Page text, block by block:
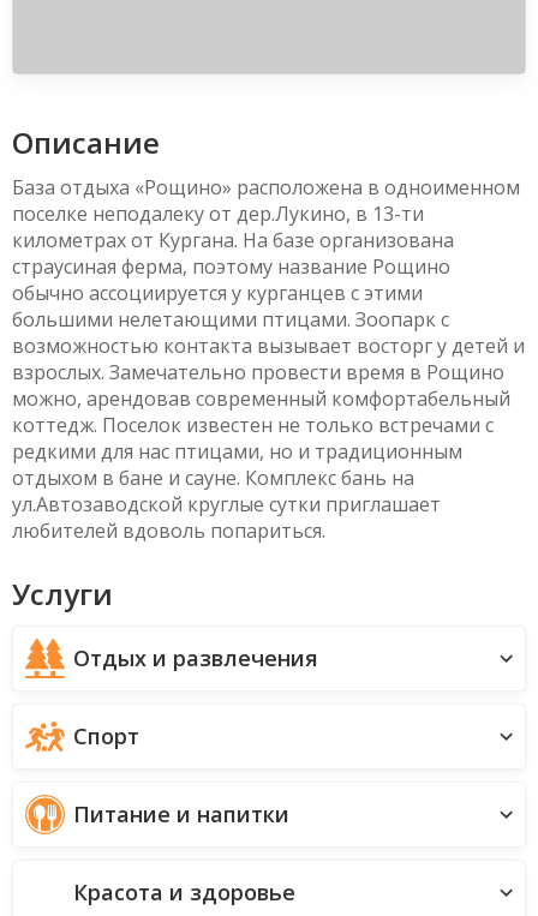
Описание
База отдыха «Рощино» расположена в одноименном
поселке неподалеку от дер.Лукино, в 13-ти
километрах от Кургана. На базе организована
страусиная ферма, поэтому название Рощино
обычно ассоциируется у курганцев с этими
большими нелетающими птицами. Зоопарк с
возможностью контакта вызывает восторг у детей и
взрослых. Замечательно провести время в Рощино
можно, арендовав современный комфортабельный
коттедж. Поселок известен не только встречами с
редкими для нас птицами, но и традиционным
отдыхом в бане и сауне. Комплекс бань на
ул.Автозаводской круглые сутки приглашает
любителей вдоволь попариться.
Услуги
Отдых и развлечения
Спорт
Питание и напитки
Красота и здоровье